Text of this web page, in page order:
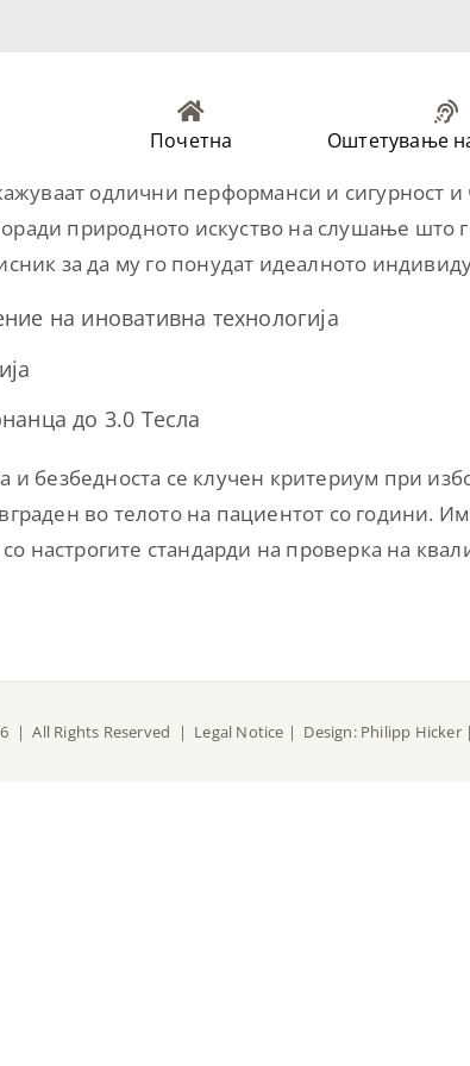
Почетна Оштетување
одлични перформанси и сигурност и
природното искуство на слушање што
за да му го понудат идеалното
на иновативна технологија
до 3.0 Тесла
и безбедноста се клучен критериум при
во телото на пациентот со години.
настрогите стандарди на проверка на
| All Rights Reserved | Legal Notice | Design: Philipp Hicker|